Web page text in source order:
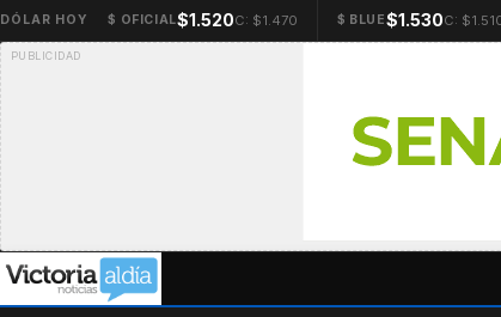
DÓLAR HOY $ OFICIAL$1.520C: $1.470 $ BLUE$1.530C: